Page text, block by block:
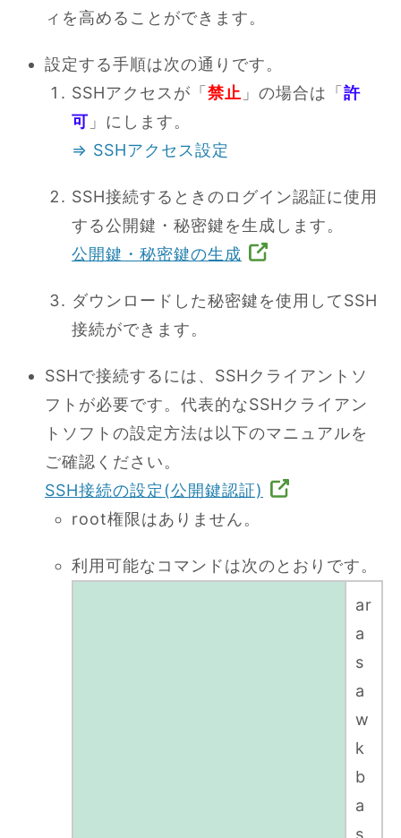
ィを高めることができます。
設定する手順は次の通りです。
SSHアクセスが「 禁止 」の場合は「 許
可 」にします。
⇒ SSHアクセス設定
SSH接続するときのログイン認証に使用
する公開鍵・秘密鍵を生成します。
公開鍵・秘密鍵の生成
ダウンロードした秘密鍵を使用してSSH
接続ができます。
SSHで接続するには、SSHクライアントソ
フトが必要です。代表的なSSHクライアン
トソフトの設定方法は以下のマニュアルを
ご確認ください。
SSH接続の設定(公開鍵認証)
root権限はありません。
利用可能なコマンドは次のとおりです。
ar
a
s
a
w
k
b
a
s